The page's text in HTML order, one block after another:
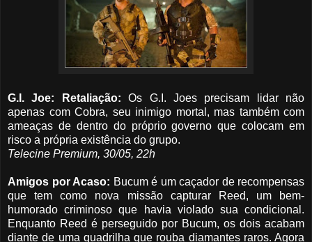
G.I. Joe: Retaliação:Os G.I. Joes precisam lidar não
apenas com Cobra, seu inimigo mortal, mas também com
ameaças de dentro do próprio governo que colocam em
risco a própria existência do grupo.
Telecine Premium, 30/05, 22h
Amigos por Acaso: Bucum é um caçador de recompensas
que tem como nova missão capturar Reed, um bem-
humorado criminoso que havia violado sua condicional.
Enquanto Reed é perseguido por Bucum, os dois acabam
diante de uma quadrilha que rouba diamantes raros. Agora